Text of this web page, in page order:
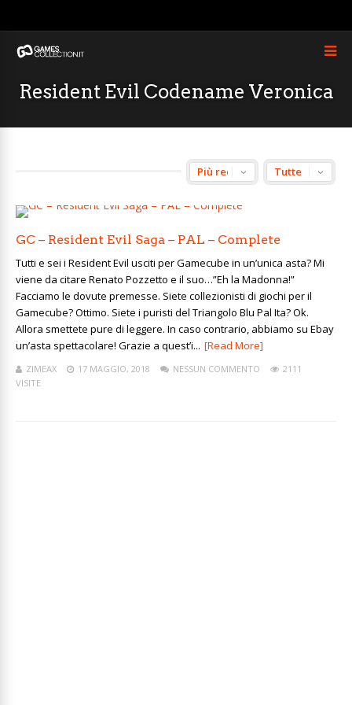
Resident Evil Codename Veronica
GC – Resident Evil Saga – PAL – Complete
Tutti e sei i Resident Evil usciti per Gamecube in un’unica asta? Mi
viene da citare Renato Pozzetto e il suo…”Eh la Madonna!”
Facciamo le dovute premesse. Siete collezionisti di giochi per il
Gamecube? Ottimo. Siete i puristi del Triangolo Blu Pal Ita? Ok.
Allora smettete pure di leggere. In caso contrario, abbiamo su Ebay
un’asta spettacolare! Grazie a quest’i... [Read More]
ZIMEAX 17 MAGGIO, 2018 NESSUN COMMENTO
2111
VISITE